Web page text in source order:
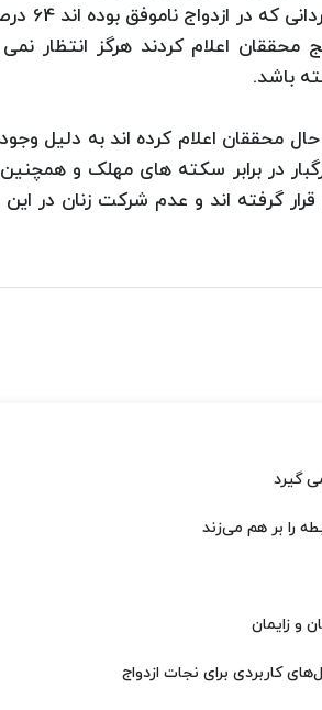
موفقی
محققان اعلام کردند هرگز انتظار
باشد.
محققان اعلام کرده اند به دلیل
در برابر سکته های مهلک و
گرفته اند و عدم شرکت زنان در این
گیرد
زایمان